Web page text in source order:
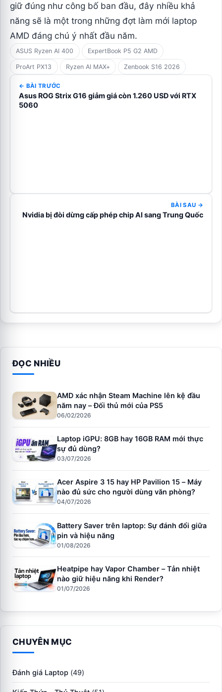
giữ đúng như công bố ban đầu, đây nhiều khả
năng sẽ là một trong những đợt làm mới laptop
AMD đáng chú ý nhất đầu năm.
ASUS Ryzen AI 400 ExpertBook P5 G2 AMD
ProArt PX13 Ryzen AI MAX+ Zenbook S16 2026
← BÀI TRƯỚC
Asus ROG Strix G16 giảm giá còn 1.260 USD với RTX
5060
BÀI SAU →
Nvidia bị đòi dừng cấp phép chip AI sang Trung Quốc
ĐỌC NHIỀU
AMD xác nhận Steam Machine lên kệ đầu
năm nay – Đối thủ mới của PS5
06/02/2026
Laptop iGPU: 8GB hay 16GB RAM mới thực
sự đủ dùng?
03/07/2026
Acer Aspire 3 15 hay HP Pavilion 15 – Máy
nào đủ sức cho người dùng văn phòng?
04/07/2026
Battery Saver trên laptop: Sự đánh đổi giữa
pin và hiệu năng
01/08/2026
Heatpipe hay Vapor Chamber – Tản nhiệt
nào giữ hiệu năng khi Render?
01/07/2026
CHUYÊN MỤC
Đánh giá Laptop (49)